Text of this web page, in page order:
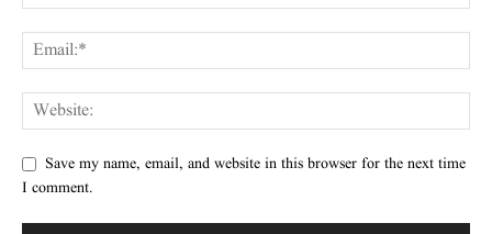
Save my name, email, and website in this browser for the next time
I comment.